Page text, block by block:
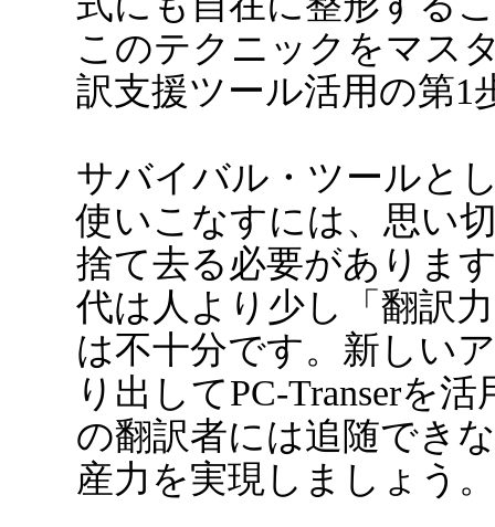
このテクニックをマス
訳支援ツール活用の第1
サバイバル・ツールと
使いこなすには、思い
捨て去る必要がありま
代は人より少し「翻訳
は不十分です。新しい
り出してPC-Transerを
の翻訳者には追随でき
産力を実現しましょう